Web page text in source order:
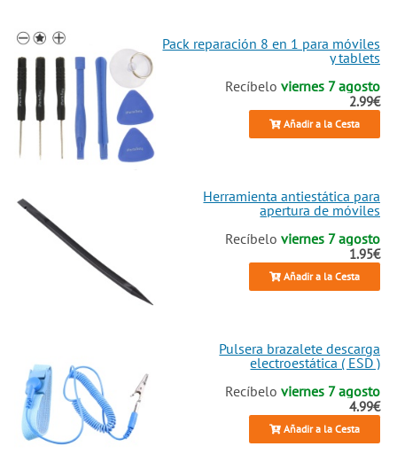
Pack reparación 8 en 1 para móviles
y tablets
Recíbeloviernes 7 agosto
2.99€
Añadir a la Cesta
Herramienta antiestática para
apertura de móviles
Recíbeloviernes 7 agosto
1.95€
Añadir a la Cesta
Pulsera brazalete descarga
electroestática ( ESD )
Recíbeloviernes 7 agosto
4.99€
Añadir a la Cesta